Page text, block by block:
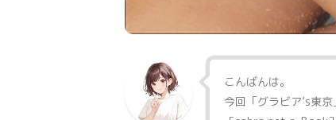
こんばんは。
今回「グラビア’s東京